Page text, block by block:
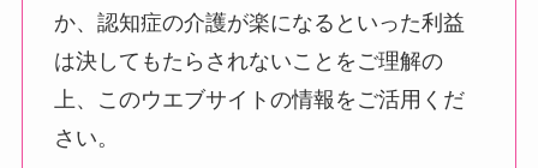
か、認知症の介護が楽になるといった利益
は決してもたらされないことをご理解の
上、このウエブサイトの情報をご活用くだ
さい。